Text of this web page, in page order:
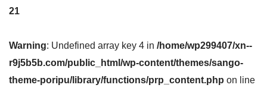
21
Warning: Undefined array key 4 in /home/wp299407/xn--
r9j5b5b.com/public_html/wp-content/themes/sango-
theme-poripu/library/functions/prp_content.php on line